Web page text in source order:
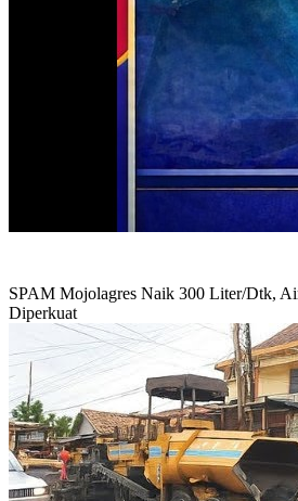
SPAM Mojolagres Naik 300 Liter/Dtk,
Diperkuat